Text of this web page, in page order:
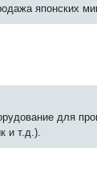
японских
для
и т.д.).